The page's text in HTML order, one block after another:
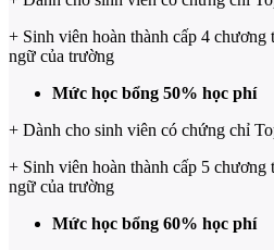
+ Sinh viên hoàn thành cấp 4
ngữ của trường
Mức học bổng 50% học phí
+ Dành cho sinh viên có chứng chỉ
+ Sinh viên hoàn thành cấp 5
ngữ của trường
Mức học bổng 60% học phí